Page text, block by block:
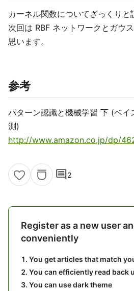
カーネル関数についてざっくりと
次回は RBF ネットワークとガウ
思います。
参考
パターン認識と機械学習 下 (ベイ
測)
http://www.amazon.co.jp/dp/
comment2
Register as a new user
conveniently
You get articles that match
You can efficiently read back
You can use dark theme